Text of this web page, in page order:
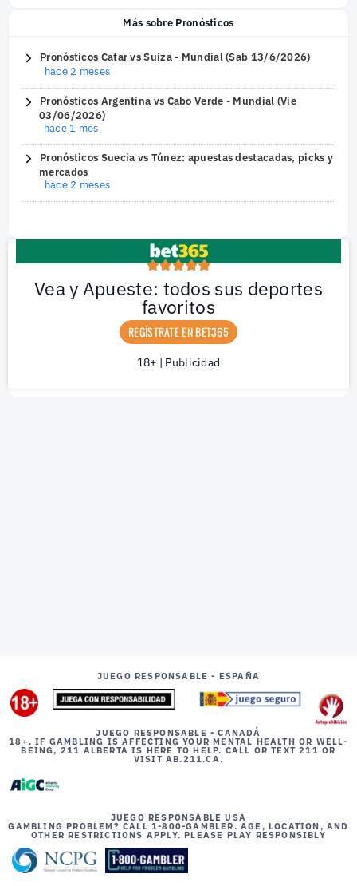
Más sobre Pronósticos
Pronósticos Catar vs Suiza - Mundial (Sab 13/6/2026)
hace 2 meses
Pronósticos Argentina vs Cabo Verde - Mundial (Vie
03/06/2026)
hace 1 mes
Pronósticos Suecia vs Túnez: apuestas destacadas, picks y
mercados
hace 2 meses
Vea y Apueste: todos sus deportes
favoritos
REGÍSTRATE EN BET365
18+ | Publicidad
JUEGO RESPONSABLE - ESPAÑA
JUEGO RESPONSABLE - CANADÁ
18+. IF GAMBLING IS AFFECTING YOUR MENTAL HEALTH OR WELL-
BEING, 211 ALBERTA IS HERE TO HELP. CALL OR TEXT 211 OR
VISIT AB.211.CA.
JUEGO RESPONSABLE USA
GAMBLING PROBLEM? CALL 1-800-GAMBLER. AGE, LOCATION, AND
OTHER RESTRICTIONS APPLY. PLEASE PLAY RESPONSIBLY